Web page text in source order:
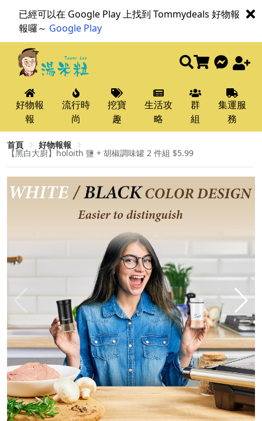
已經可以在 Google Play 上找到 Tommydeals 好物報
報囉～ Google Play
好物報
報
流行時
尚
挖寶
趣
生活攻
略
群
組
集運服
務
首頁 好物報報
【黑白大廚】holoith 鹽 + 胡椒調味罐 2 件組 $5.99